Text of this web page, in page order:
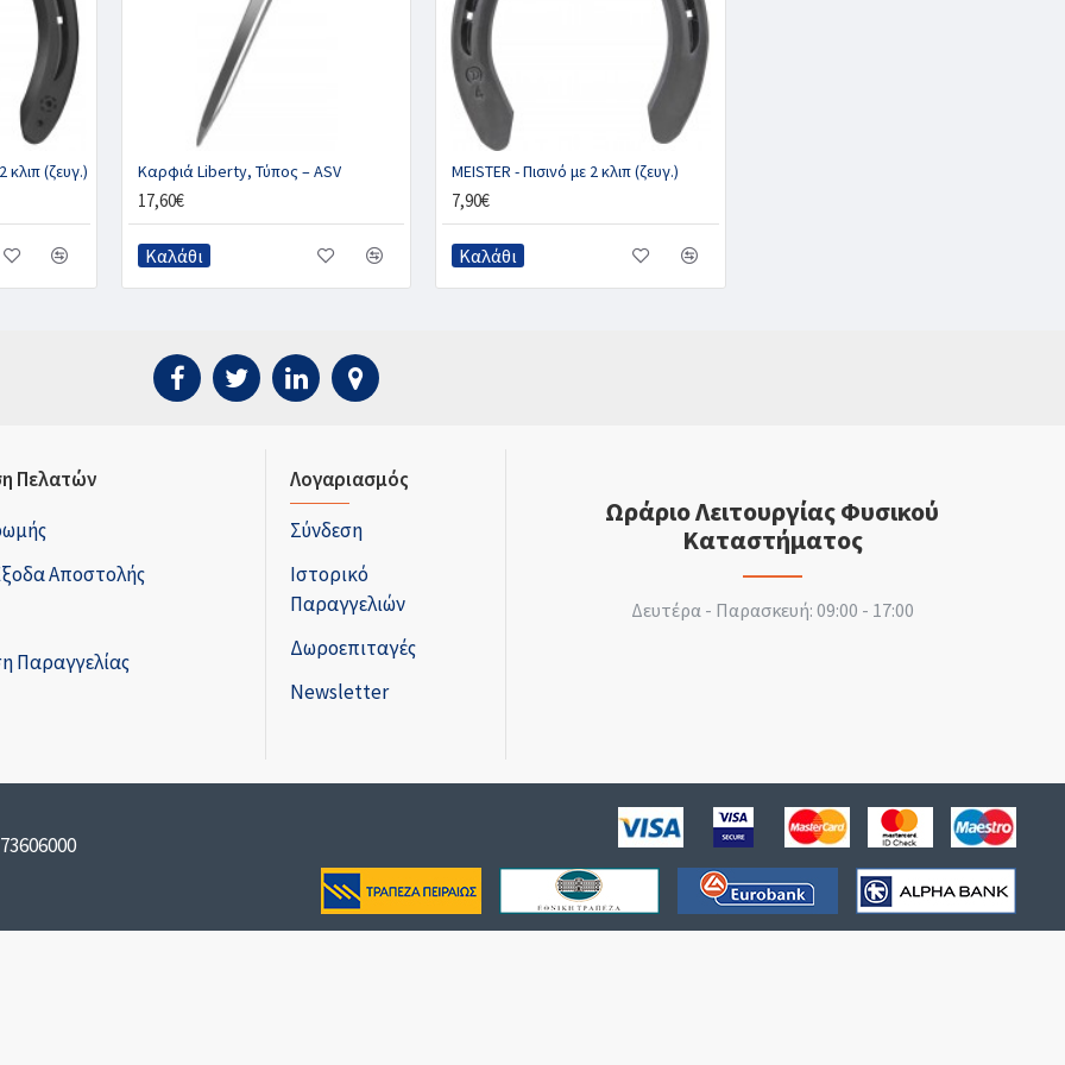
κλιπ (ζευγ.) Καρφιά Liberty, Τύπος – ASV
17,60€
Καλάθι
MEISTER - Πισινό με 2 κλιπ (ζευγ.)
7,90€
Καλάθι
Πελατών
Αποστολής
Παραγγελίας
Λογαριασμός
Σύνδεση
Ιστορικό
Παραγγελιών
Δωροεπιταγές
Newsletter
Ωράριο Λειτουργίας Φυσικού
Καταστήματος
Δευτέρα - Παρασκευή: 09:00 - 17:00